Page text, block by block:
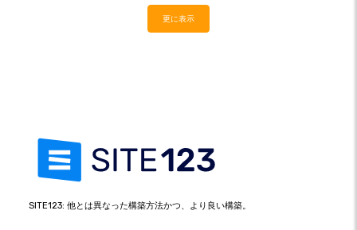
更に表示
SITE123: 他とは異なった構築方法かつ、より良い構築。